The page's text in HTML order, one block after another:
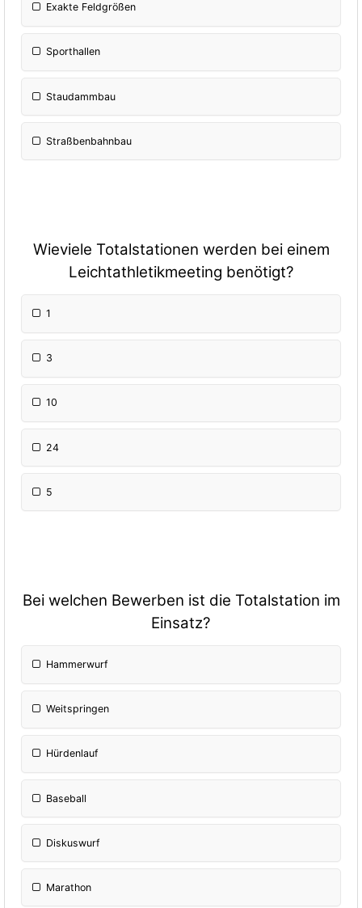
Exakte Feldgrößen
Sporthallen
Staudammbau
Straßbenbahnbau
Wieviele Totalstationen werden bei einem
Leichtathletikmeeting benötigt?
1
3
10
24
5
Bei welchen Bewerben ist die Totalstation im
Einsatz?
Hammerwurf
Weitspringen
Hürdenlauf
Baseball
Diskuswurf
Marathon